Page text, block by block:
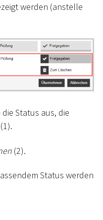
werden (anstelle
Status aus, die
(2).
Status werden